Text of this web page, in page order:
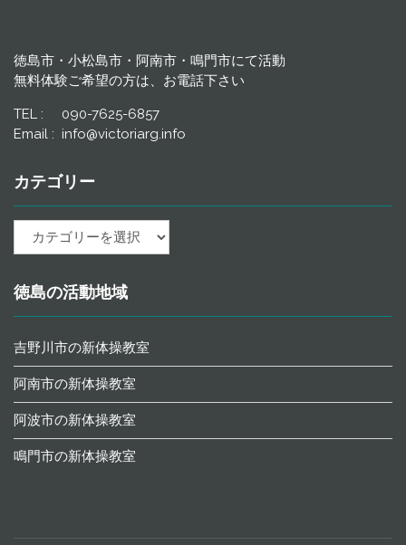
徳島市・小松島市・阿南市・鳴門市にて活動
無料体験ご希望の方は、お電話下さい
TEL : 090-7625-6857
Email : info@victoriarg.info
カテゴリー
リ
徳島の活動地域
吉野川市の新体操教室
阿南市の新体操教室
阿波市の新体操教室
鳴門市の新体操教室